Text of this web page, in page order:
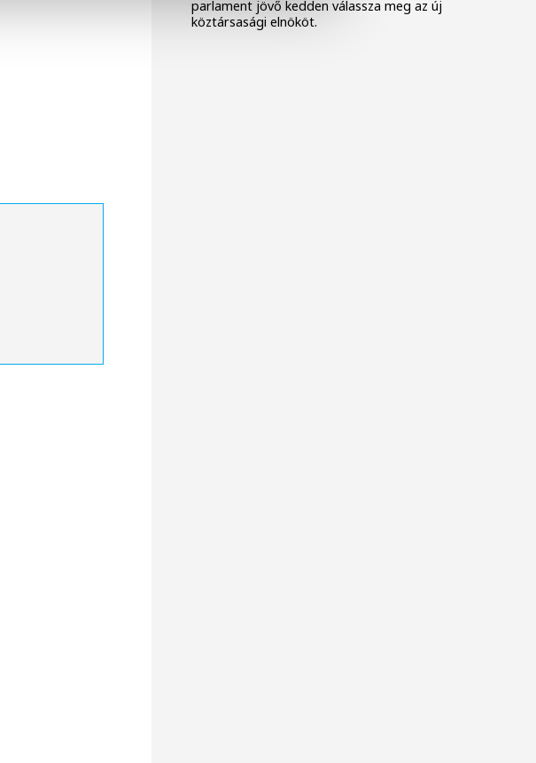
parlament jövő kedden válassza meg az új
köztársasági elnököt.